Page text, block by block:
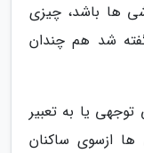
ها باشد، چیزی
گفته شد هم چندان
یا به تعبیر
ها ازسوی ساکنان